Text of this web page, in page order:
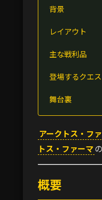
背景
レイアウト
主な戦利品
登場するクエ
舞台裏
アークトス・フ
トス・ファーマ
概要